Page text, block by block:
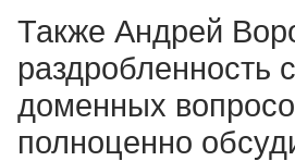
Также Андрей
доменных
полноценно